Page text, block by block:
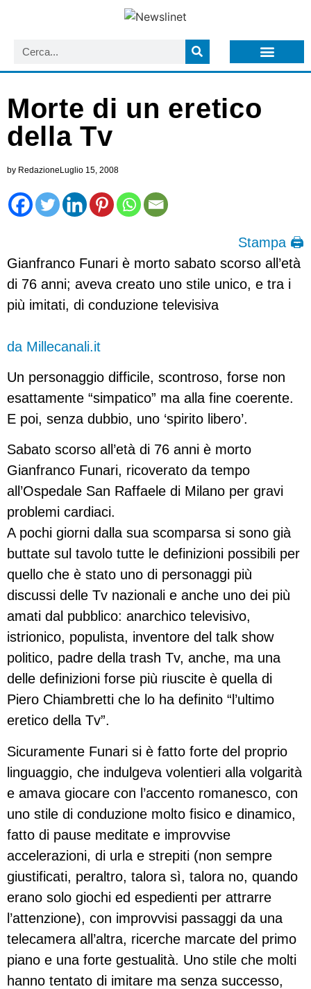
Morte di un eretico
della Tv
by RedazioneLuglio 15, 2008
Stampa 🖨
Gianfranco Funari è morto sabato scorso all’età
di 76 anni; aveva creato uno stile unico, e tra i
più imitati, di conduzione televisiva
da Millecanali.it
Un personaggio difficile, scontroso, forse non
esattamente “simpatico” ma alla fine coerente.
E poi, senza dubbio, uno ‘spirito libero’.
Sabato scorso all’età di 76 anni è morto
Gianfranco Funari, ricoverato da tempo
all’Ospedale San Raffaele di Milano per gravi
problemi cardiaci.
A pochi giorni dalla sua scomparsa si sono già
buttate sul tavolo tutte le definizioni possibili per
quello che è stato uno di personaggi più
discussi delle Tv nazionali e anche uno dei più
amati dal pubblico: anarchico televisivo,
istrionico, populista, inventore del talk show
politico, padre della trash Tv, anche, ma una
delle definizioni forse più riuscite è quella di
Piero Chiambretti che lo ha definito “l’ultimo
eretico della Tv”.
Sicuramente Funari si è fatto forte del proprio
linguaggio, che indulgeva volentieri alla volgarità
e amava giocare con l’accento romanesco, con
uno stile di conduzione molto fisico e dinamico,
fatto di pause meditate e improvvise
accelerazioni, di urla e strepiti (non sempre
giustificati, peraltro, talora sì, talora no, quando
erano solo giochi ed espedienti per attrarre
l’attenzione), con improvvisi passaggi da una
telecamera all’altra, ricerche marcate del primo
piano e una forte gestualità. Uno stile che molti
hanno tentato di imitare ma senza successo,